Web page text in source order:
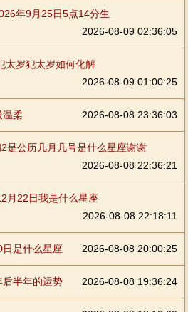
年9月25日5点14分生
2026-08-09 02:36:05
太岁犯太岁如何化解
2026-08-09 01:00:25
温柔 2026-08-08 23:36:03
是公历几月几号是什么星座谢谢
2026-08-08 22:36:21
月22日我是什么星座
2026-08-08 22:18:11
是什么星座 2026-08-08 20:00:25
半年的运势 2026-08-08 19:36:24